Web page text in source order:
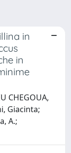
in
in
CHEGOUA,
Giacinta;
A.;